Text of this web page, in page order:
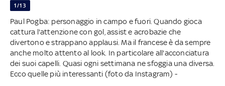
1/13
Paul Pogba: personaggio in campo e fuori. Quando gioca
cattura l'attenzione con gol, assist e acrobazie che
divertono e strappano applausi. Ma il francese è da sempre
anche molto attento al look. In particolare all'acconciatura
dei suoi capelli. Quasi ogni settimana ne sfoggia una diversa.
Ecco quelle più interessanti (foto da Instagram) -